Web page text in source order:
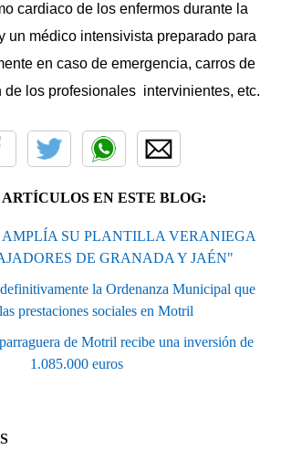
cardiaco de los enfermos durante la
un médico intensivista preparado para
en caso de emergencia, carros de
de los profesionales intervinientes, etc.
ARTÍCULOS EN ESTE BLOG:
SU PLANTILLA VERANIEGA
DE GRANADA Y JAÉN"
la Ordenanza Municipal que
prestaciones sociales en Motril
de Motril recibe una inversión de
1.085.000 euros